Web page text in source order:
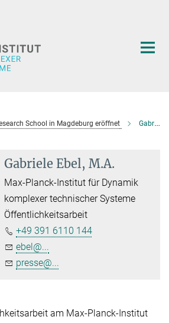
School in Magdeburg eröffnet Gabriele Ebel, M.A.
Gabriele Ebel, M.A.
Max-Planck-Institut für Dynamik
komplexer technischer Systeme
Öffentlichkeitsarbeit
+49 391 6110 144
ebel@...
presse@...
am Max-Planck-Institut